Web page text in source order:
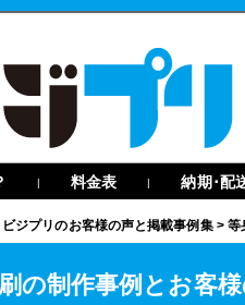
| 料金表 | 納期･配
ジプリのお客様の声と掲載事例集> 等
の制作事例とお客